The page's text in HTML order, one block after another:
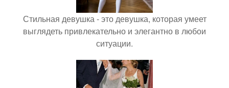
Стильная девушка - это девушка, которая умеет
выглядеть привлекательно и элегантно в любои
ситуации.